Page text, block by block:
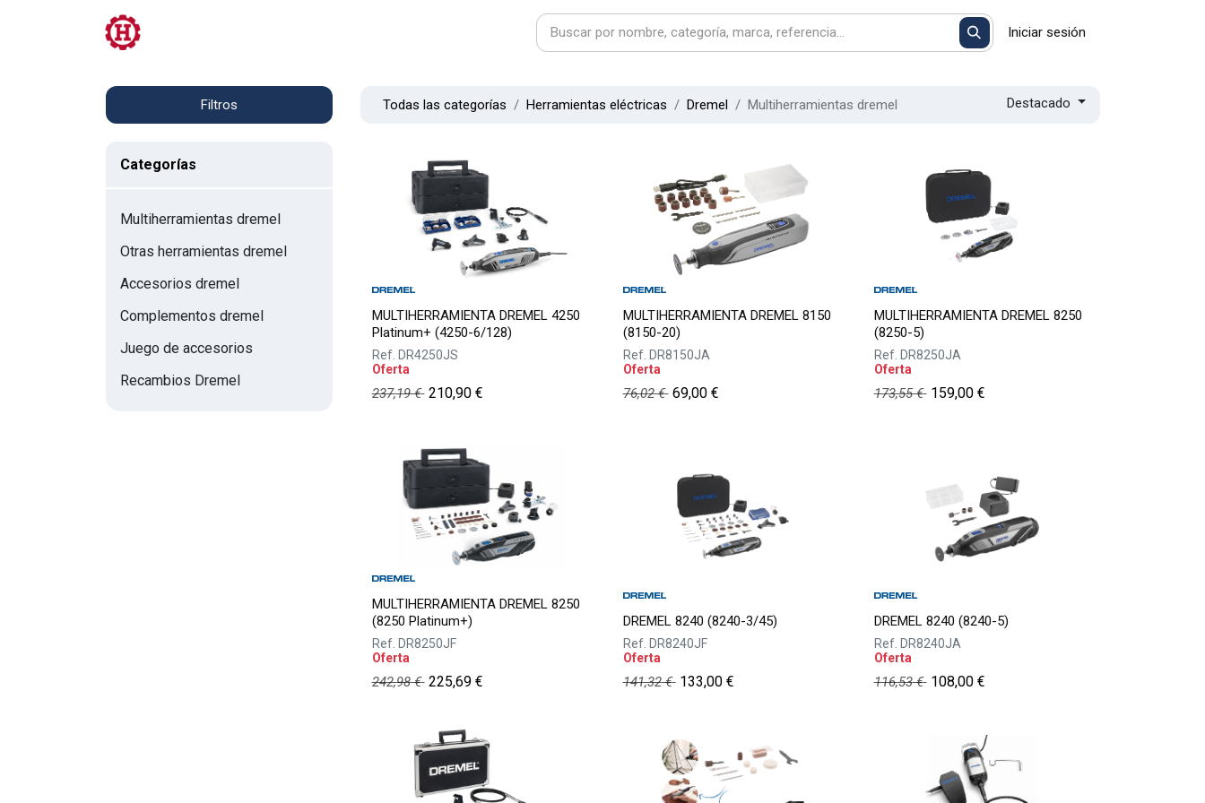
Iniciar sesión
Filtros
Categorías
Multiherramientas dremel
Otras herramientas dremel
Accesorios dremel
Complementos dremel
Juego de accesorios
Recambios Dremel
Todas las categorías Herramientas eléctricas Dremel Multiherramientas dremel Destacado
MULTIHERRAMIENTA DREMEL 4250
Platinum+ (4250-6/128)
Ref. DR4250JS
Oferta
237,19€ 210,90€
MULTIHERRAMIENTA DREMEL 8150
(8150-20)
Ref. DR8150JA
Oferta
76,02€ 69,00€
MULTIHERRAMIENTA DREMEL 8250
(8250-5)
Ref. DR8250JA
Oferta
173,55€ 159,00€
MULTIHERRAMIENTA DREMEL 8250
(8250 Platinum+)
Ref. DR8250JF
Oferta
242,98€ 225,69€
DREMEL 8240 (8240-3/45)
Ref. DR8240JF
Oferta
141,32€ 133,00€
DREMEL 8240 (8240-5)
Ref. DR8240JA
Oferta
116,53€ 108,00€